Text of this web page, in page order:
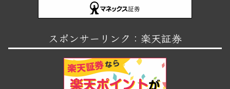
スポンサーリンク：楽天証券